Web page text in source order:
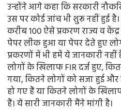
उन्होंने आगे कहा कि सरकारी
उस पर कोई जांच भी शुरू नहीं
करीब 100 ऐसे प्रकरण राज्य व
पेपर लीक हुआ या पेपर देते हुए
प्रकरणों में भी हमें ये जानकारी
लोगों के खिलाफ FIR दर्ज हुए,
गया, कितने लोगों को सजा हुई
हो गए हैं या कितने लोगों के
हैं। ये सारी जानकारी मैंने मांगी है।